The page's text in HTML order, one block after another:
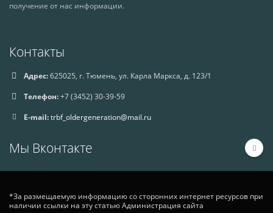
получение от нас информации.
Контакты
Адрес:625025, г. Тюмень, ул. Карла Маркса, д. 123/1
Телефон:+7 (3452) 30-39-59
E-mail:trbf_oldergeneration@mail.ru
Мы Вконтакте
*За размещаемую информацию со сторонних интернет ресурсов при
наличии ссылки на эту статью Администрация сайта